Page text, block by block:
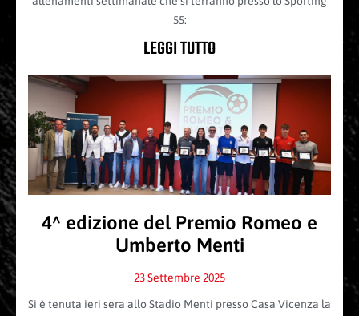
55:
LEGGI TUTTO
4^ edizione del Premio Romeo e
Umberto Menti
23 Settembre 2025
Si è tenuta ieri sera allo Stadio Menti presso Casa Vicenza la